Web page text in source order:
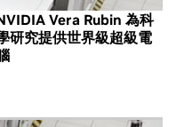
Vera Rubin 為科
研究提供世界級超級電